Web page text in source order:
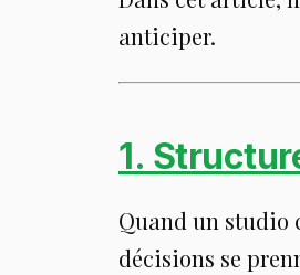
anticiper.
1.
Quand un studio
décisions se